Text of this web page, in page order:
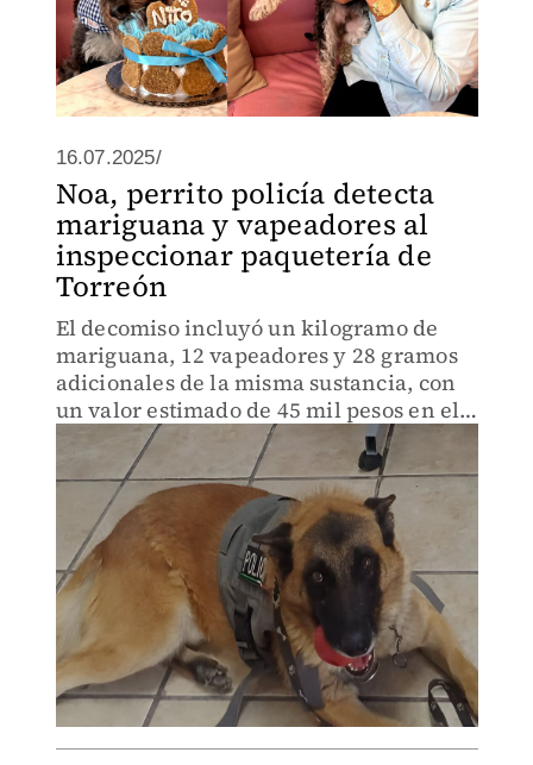
16.07.2025/
Noa, perrito policía detecta
mariguana y vapeadores al
inspeccionar paquetería de
Torreón
El decomiso incluyó un kilogramo de
mariguana, 12 vapeadores y 28 gramos
adicionales de la misma sustancia, con
un valor estimado de 45 mil pesos en el
mercado.